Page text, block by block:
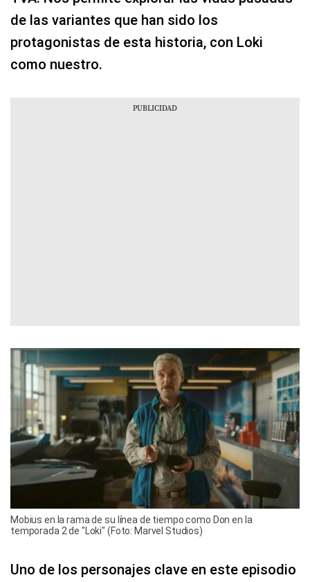
de las variantes que han sido los
protagonistas de esta historia, con Loki
como nuestro.
Mobius en la rama de su línea de tiempo como Don en la
temporada 2 de "Loki" (Foto: Marvel Studios)
Uno de los personajes clave en este episodio